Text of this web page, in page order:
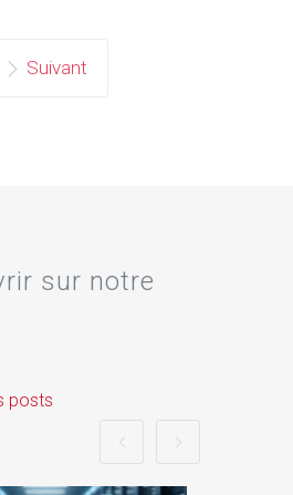
Suivant
sur notre
posts